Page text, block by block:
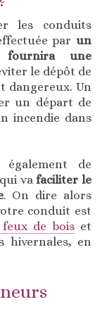
les conduits
par un
fournira une
le dépôt de
dangereux. Un
un départ de
incendie dans
de
vafaciliter le
. On dire alors
conduit est
de boiset
hivernales, en